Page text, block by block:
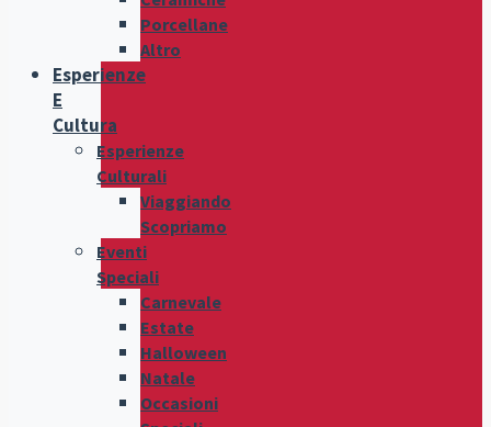
Porcellane
Altro
Esperienze
E
Cultura
Esperienze
Culturali
Viaggiando
Scopriamo
Eventi
Speciali
Carnevale
Estate
Halloween
Natale
Occasioni